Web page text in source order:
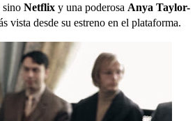
sino Netflix y una poderosa Anya Taylor-
vista desde su estreno en el plataforma.